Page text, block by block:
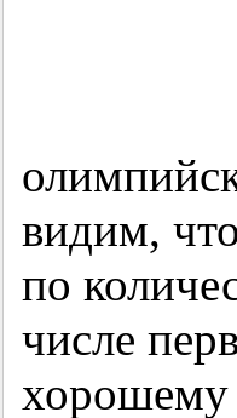
видим,
по
числе
хорошему